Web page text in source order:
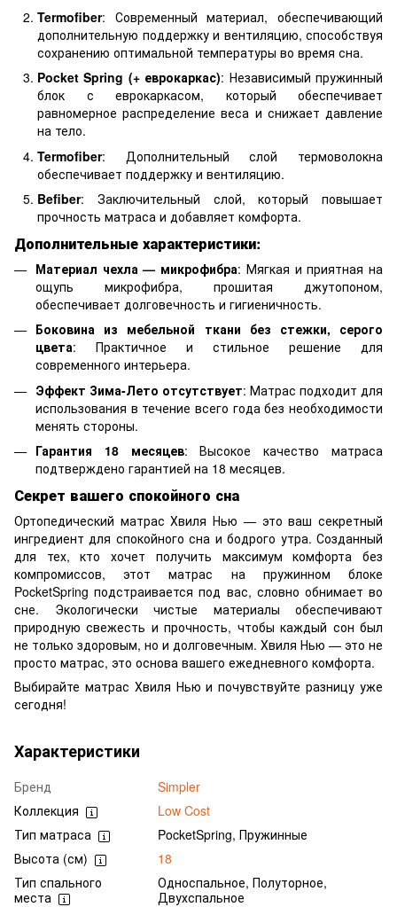
Termofiber: Современный материал, обеспечивающий
дополнительную поддержку и вентиляцию, способствуя
сохранению оптимальной температуры во время сна.
Pocket Spring (+ еврокаркас): Независимый пружинный
блок с еврокаркасом, который обеспечивает
равномерное распределение веса и снижает давление
на тело.
Termofiber: Дополнительный слой термоволокна
обеспечивает поддержку и вентиляцию.
Befiber: Заключительный слой, который повышает
прочность матраса и добавляет комфорта.
Дополнительные характеристики:
Материал чехла — микрофибра: Мягкая и приятная на
ощупь микрофибра, прошитая джутопоном,
обеспечивает долговечность и гигиеничность.
Боковина из мебельной ткани без стежки, серого
цвета: Практичное и стильное решение для
современного интерьера.
Эффект Зима-Лето отсутствует: Матрас подходит для
использования в течение всего года без необходимости
менять стороны.
Гарантия 18 месяцев: Высокое качество матраса
подтверждено гарантией на 18 месяцев.
Секрет вашего спокойного сна
Ортопедический матрас Хвиля Нью — это ваш секретный
ингредиент для спокойного сна и бодрого утра. Созданный
для тех, кто хочет получить максимум комфорта без
компромиссов, этот матрас на пружинном блоке
PocketSpring подстраивается под вас, словно обнимает во
сне. Экологически чистые материалы обеспечивают
природную свежесть и прочность, чтобы каждый сон был
не только здоровым, но и долговечным. Хвиля Нью — это не
просто матрас, это основа вашего ежедневного комфорта.
Выбирайте матрас Хвиля Нью и почувствуйте разницу уже
сегодня!
Характеристики
Бренд
Simpler
Коллекция
Low Cost
Тип матраса
PocketSpring, Пружинные
Высота (см)
18
Тип спального
места
Односпальное, Полуторное,
Двухспальное